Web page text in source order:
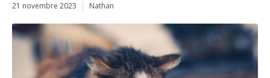
21 novembre 2023 Nathan